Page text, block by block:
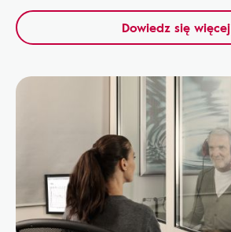
Dowiedz się więcej